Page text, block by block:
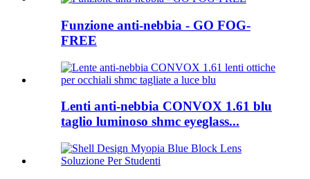
Funzione anti-nebbia - GO FOG-
FREE
Lenti anti-nebbia CONVOX 1.61 blu
taglio luminoso shmc eyeglass...